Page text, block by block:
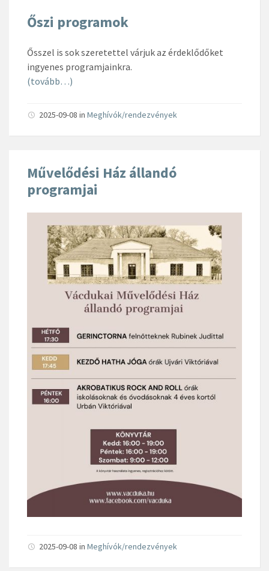
Őszi programok
Ősszel is sok szeretettel várjuk az érdeklődőket
ingyenes programjainkra.
(tovább…)
2025-09-08 in Meghívók/rendezvények
Művelődési Ház állandó
programjai
2025-09-08 in Meghívók/rendezvények